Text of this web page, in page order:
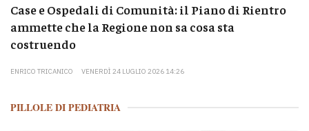
Case e Ospedali di Comunità: il Piano di Rientro
ammette che la Regione non sa cosa sta
costruendo
ENRICO TRICANICO VENERDÌ 24 LUGLIO 2026 14:26
PILLOLE DI PEDIATRIA